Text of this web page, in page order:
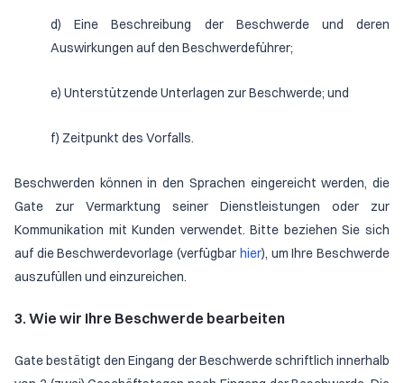
d) Eine Beschreibung der Beschwerde und deren
Auswirkungen auf den Beschwerdeführer;
e) Unterstützende Unterlagen zur Beschwerde; und
f) Zeitpunkt des Vorfalls.
Beschwerden können in den Sprachen eingereicht werden, die
Gate zur Vermarktung seiner Dienstleistungen oder zur
Kommunikation mit Kunden verwendet. Bitte beziehen Sie sich
auf die Beschwerdevorlage (verfügbar hier), um Ihre Beschwerde
auszufüllen und einzureichen.
3. Wie wir Ihre Beschwerde bearbeiten
Gate bestätigt den Eingang der Beschwerde schriftlich innerhalb